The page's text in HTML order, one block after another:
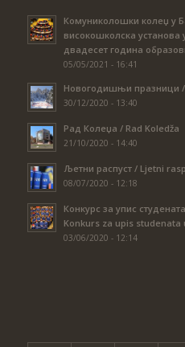
Комуниколошки колеџ у
високошколска установа
двадесет година
05/05/2021 - 16:41
Новогодишњи празници
30/12/2020 - 13:40
Рад Колеџа / Rad Koledža
21/10/2020 - 14:40
Љетни распуст / Ljetni
08/07/2020 - 12:18
Конкурс за упис
Konkurs za upis studenata
03/06/2020 - 12:14